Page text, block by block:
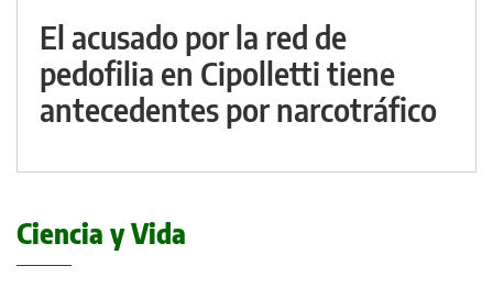
El acusado por la red de
pedofilia en Cipolletti tiene
antecedentes por narcotráfico
Ciencia y Vida